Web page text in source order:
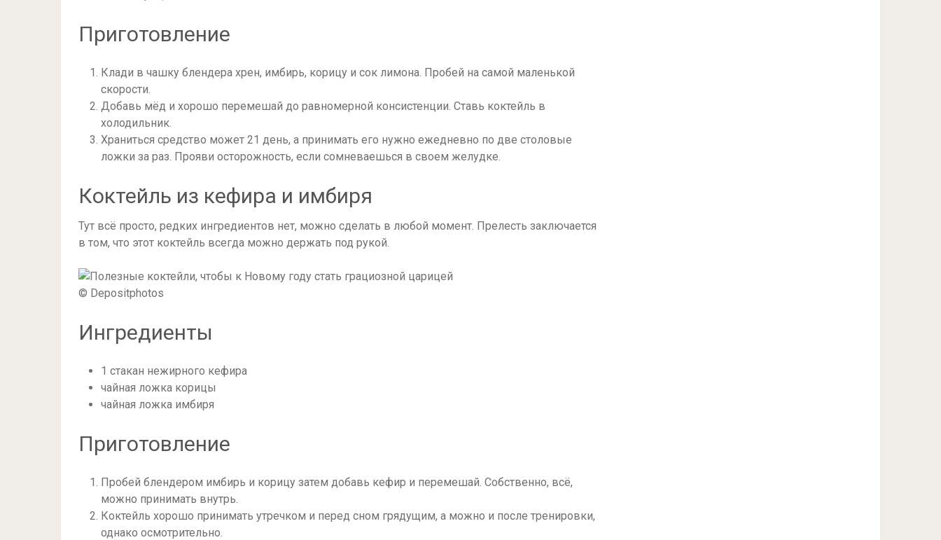
Приготовление
Клади в чашку блендера хрен, имбирь, корицу и сок лимона. Пробей на самой маленькой
скорости.
Добавь мёд и хорошо перемешай до равномерной консистенции. Ставь коктейль в
холодильник.
Храниться средство может 21 день, а принимать его нужно ежедневно по две столовые
ложки за раз. Прояви осторожность, если сомневаешься в своем желудке.
Коктейль из кефира и имбиря
Тут всё просто, редких ингредиентов нет, можно сделать в любой момент. Прелесть заключается
в том, что этот коктейль всегда можно держать под рукой.
© Depositphotos
Ингредиенты
1 стакан нежирного кефира
чайная ложка корицы
чайная ложка имбиря
Приготовление
Пробей блендером имбирь и корицу затем добавь кефир и перемешай. Собственно, всё,
можно принимать внутрь.
Коктейль хорошо принимать утречком и перед сном грядущим, а можно и после тренировки,
однако осмотрительно.